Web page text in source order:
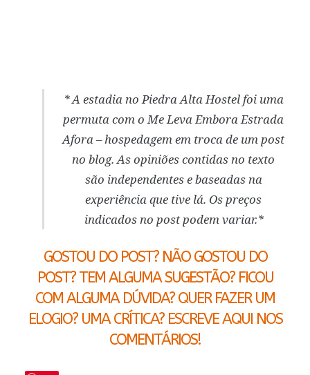
* A estadia no Piedra Alta Hostel foi uma
permuta com o Me Leva Embora Estrada
Afora – hospedagem em troca de um post
no blog. As opiniões contidas no texto
são independentes e baseadas na
experiência que tive lá. Os preços
indicados no post podem variar.*
GOSTOU DO POST? NÃO GOSTOU DO
POST? TEM ALGUMA SUGESTÃO? FICOU
COM ALGUMA DÚVIDA? QUER FAZER UM
ELOGIO? UMA CRÍTICA? ESCREVE AQUI NOS
COMENTÁRIOS!